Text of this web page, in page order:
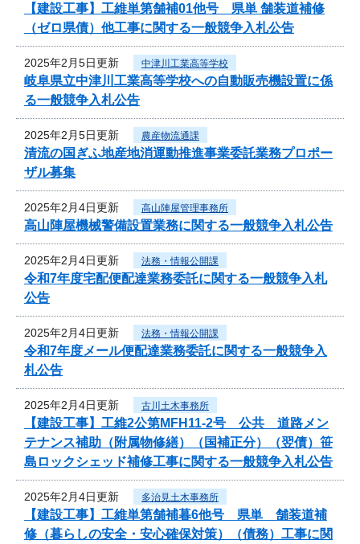
【建設工事】工維単第舗補01他号 県単 舗装道補修
（ゼロ県債）他工事に関する一般競争入札公告
2025年2月5日更新 中津川工業高等学校
岐阜県立中津川工業高等学校への自動販売機設置に係
る一般競争入札公告
2025年2月5日更新 農産物流通課
清流の国ぎふ地産地消運動推進事業委託業務プロポー
ザル募集
2025年2月4日更新 高山陣屋管理事務所
高山陣屋機械警備設置業務に関する一般競争入札公告
2025年2月4日更新 法務・情報公開課
令和7年度宅配便配達業務委託に関する一般競争入札
公告
2025年2月4日更新 法務・情報公開課
令和7年度メール便配達業務委託に関する一般競争入
札公告
2025年2月4日更新 古川土木事務所
【建設工事】工維2公第MFH11-2号 公共 道路メン
テナンス補助（附属物修繕）（国補正分）（翌債）笹
島ロックシェッド補修工事に関する一般競争入札公告
2025年2月4日更新 多治見土木事務所
【建設工事】工維単第舗補暮6他号 県単 舗装道補
修（暮らしの安全・安心確保対策）（債務）工事に関